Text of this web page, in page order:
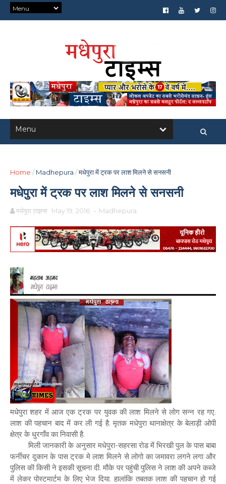
Home / Madhepura /मधेपुरा में ट्रक पर लाश मिलने से सनसनी
मधेपुरा में ट्रक पर लाश मिलने से सनसनी
मधेपुरा टाइम्स May 19, 2016 - Madhepura
मधेपुरा शहर में आज एक ट्रक पर युवक की लाश मिलने से लोग सन्न रह गए.
लाश की पहचान बाद में कर ली गई है. मृतक मधेपुरा थानाक्षेत्र के बेलाड़ी ओपी
क्षेत्र के धुरगाँव का निवासी है.
मिली जानकारी के अनुसार मधेपुरा-सहरसा रोड में भिरखी पुल के पास बाबा
फर्नीचर दुकान के पास ट्रक मे लाश मिलने से लोगो का जमावरा लगने लगा और
पुलिस कॊ किसी ने इसकी सूचना दी. मौके पर पहुंची पुलिस ने लाश कॊ अपने कब्जे
में लेकर पोस्टमार्टम के लिए भेज दिया. हालांकि तबतक लाश की पहचान हो गई